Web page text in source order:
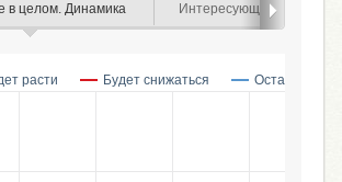
в целом. Динамика Интересующиеся курсом
расти Будет снижаться Останется